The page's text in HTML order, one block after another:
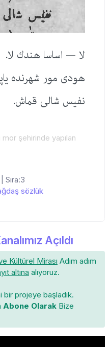
لا — اساسا هندك لا.
هودی مور شهرنده
نفیس شالی قماش.
şehirinde yapılan
Sıra:3
sözlük
Açıldı
Kültürel Mirası Adım adım
altına alıyoruz.
projeye başladık.
Abone Olarak Bize